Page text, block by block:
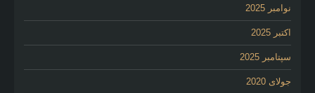
نوامبر 2025
اکتبر 2025
سپتامبر 2025
جولای 2020